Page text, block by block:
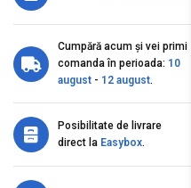
Cumpără acum și vei primi
comanda în perioada: 10
august - 12 august.
Posibilitate de livrare
direct la Easybox.